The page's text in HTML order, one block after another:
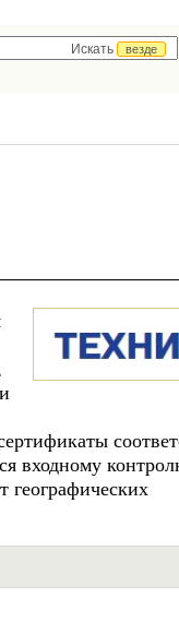
Искать
везде
входному
географических